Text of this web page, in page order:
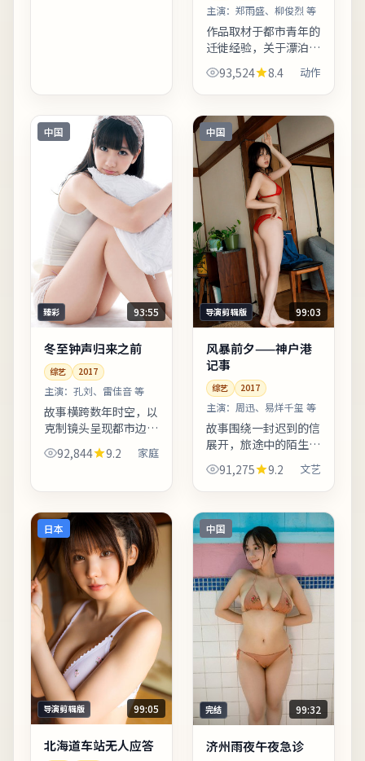
主演： 郑雨盛、柳俊烈 等
作品取材于都市青年的
迁徙经验，关于漂泊、
归属与自我和解。人物
行走路线经过精心设
口象征抉择。上线之后
口碑分化属正常现象，
建议亲...
93,524 8.4 动作
中国
臻彩 93:55
冬至钟声归来之前
综艺 2017
主演： 孔刘、雷佳音 等
故事横跨数年时空，以
克制镜头呈现都市边缘
群体的生存缝隙。影像
质感接近胶片颗粒感，
观看，配合大屏与环绕
声更...
92,844 9.2 家庭
中国
导演剪辑版 99:03
风暴前夕——神户港
记事
综艺 2017
主演： 周迅、易烊千玺 等
故事围绕一封迟到的信
展开，旅途中的陌生人
逐一走入主线。爱情线
并非主轴，却在关键时
迹。剧情信息与人物关
系可在二刷时解锁更多
前后呼...
91,275 9.2 文艺
日本
导演剪辑版 99:05
北海道车站无人应答
中国
完结 99:32
济州雨夜午夜急诊